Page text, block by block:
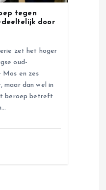
tegen
door
zet het hoger
oud-
Mos en zes
maar dan wel in
beroep betreft